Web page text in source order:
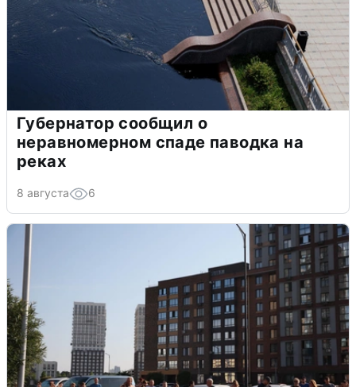
Губернатор сообщил о
неравномерном спаде паводка на
реках
8 августа 6